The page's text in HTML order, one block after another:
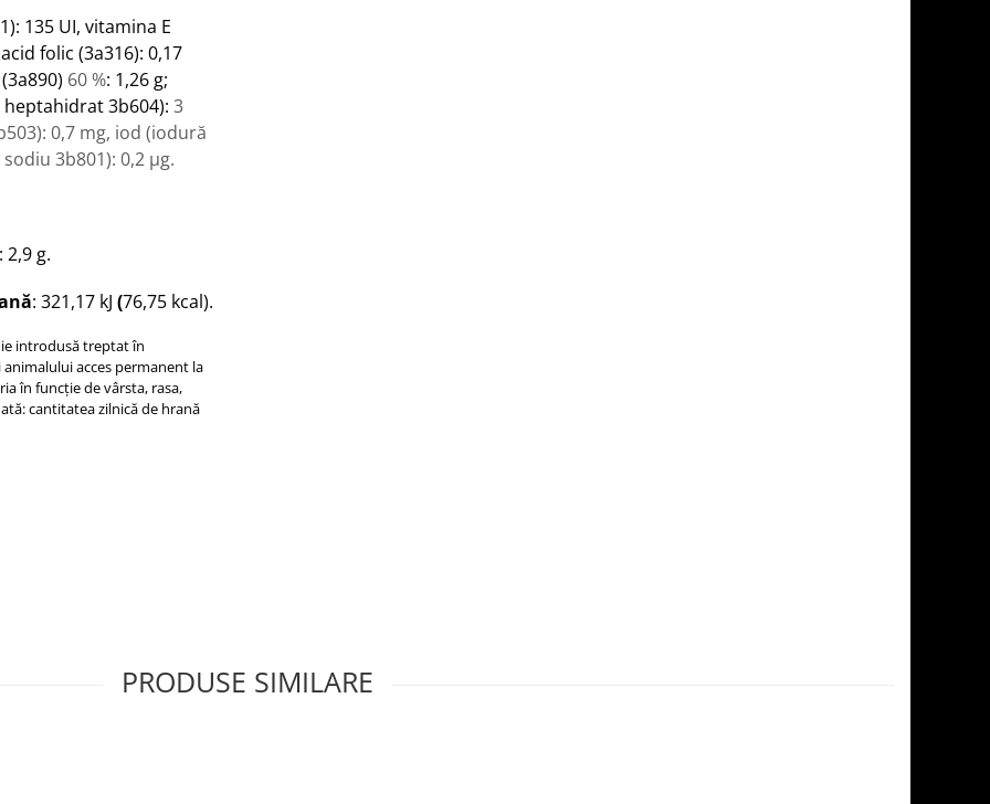
135 UI, vitamina E
acid folic (3a316): 0,17
60 %: 1,26 g;
3b604): 3
0,7 mg, iod (iodură
3b801): 0,2 μg.
g.
: 321,17 kJ (76,75 kcal).
introdusă treptat în
acces permanent la
în funcție de vârsta, rasa,
cantitatea zilnică de hrană
PRODUSE SIMILARE